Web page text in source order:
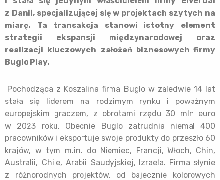
z Danii, specjalizującej się w projektach szytych na
miarę. Ta transakcja stanowi istotny element
strategii ekspansji międzynarodowej oraz
realizacji kluczowych założeń biznesowych firmy
Buglo Play.
Pochodząca z Koszalina firma Buglo w zaledwie 14 lat
stała się liderem na rodzimym rynku i poważnym
europejskim graczem, z obrotami rzędu 30 mln euro
w 2023 roku. Obecnie Buglo zatrudnia niemal 400
pracowników i eksportuje swoje produkty do przeszło 60
krajów, w tym m.in. do Niemiec, Francji, Włoch, Chin,
Australii, Chile, Arabii Saudyjskiej, Izraela. Firma słynie
z różnorodnych projektów, od bajecznie kolorowych